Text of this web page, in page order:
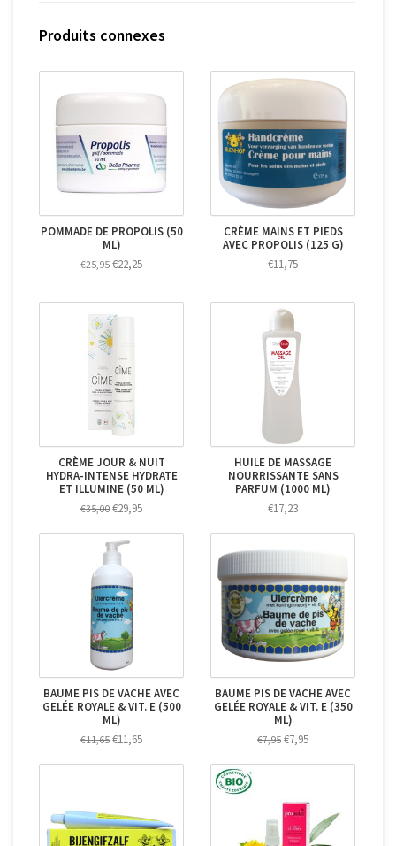
Produits connexes
POMMADE DE PROPOLIS (50
ML)
€25,95 €22,25
CRÈME MAINS ET PIEDS
AVEC PROPOLIS (125 G)
€11,75
CRÈME JOUR & NUIT
HYDRA-INTENSE HYDRATE
ET ILLUMINE (50 ML)
€35,00 €29,95
HUILE DE MASSAGE
NOURRISSANTE SANS
PARFUM (1000 ML)
€17,23
BAUME PIS DE VACHE AVEC
GELÉE ROYALE & VIT. E (500
ML)
€11,65 €11,65
BAUME PIS DE VACHE AVEC
GELÉE ROYALE & VIT. E (350
ML)
€7,95 €7,95